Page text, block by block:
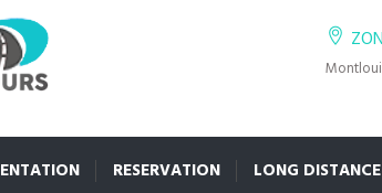
RESERVATION LONG DISTANCE